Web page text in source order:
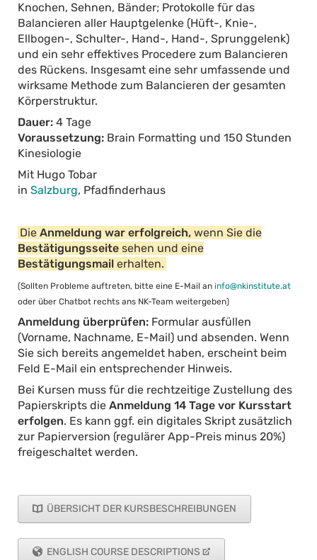
Knochen, Sehnen, Bänder; Protokolle für das
Balancieren aller Hauptgelenke (Hüft-, Knie-,
Ellbogen-, Schulter-, Hand-, Hand-, Sprunggelenk)
und ein sehr effektives Procedere zum Balancieren
des Rückens. Insgesamt eine sehr umfassende und
wirksame Methode zum Balancieren der gesamten
Körperstruktur.
Dauer:4 Tage
Voraussetzung:Brain Formatting und 150 Stunden
Kinesiologie
Mit Hugo Tobar
in Salzburg, Pfadfinderhaus
Die Anmeldung war erfolgreich, wenn Sie die
Bestätigungsseite sehen und eine
Bestätigungsmail erhalten.
(Sollten Probleme auftreten, bitte eine E-Mail an info@nkinstitute.at
oder über Chatbot rechts ans NK-Team weitergeben)
Anmeldung überprüfen:Formular ausfüllen
(Vorname, Nachname, E-Mail) und absenden. Wenn
Sie sich bereits angemeldet haben, erscheint beim
Feld E-Mail ein entsprechender Hinweis.
Bei Kursen muss für die rechtzeitige Zustellung des
Papierskripts die Anmeldung 14 Tage vor Kursstart
erfolgen. Es kann ggf. ein digitales Skript zusätzlich
zur Papierversion (regulärer App-Preis minus 20%)
freigeschaltet werden.
ÜBERSICHT DER KURSBESCHREIBUNGEN
ENGLISH COURSE DESCRIPTIONS